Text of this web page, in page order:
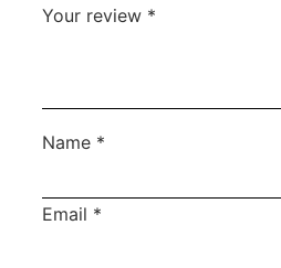
Your review *
Name *
Email *